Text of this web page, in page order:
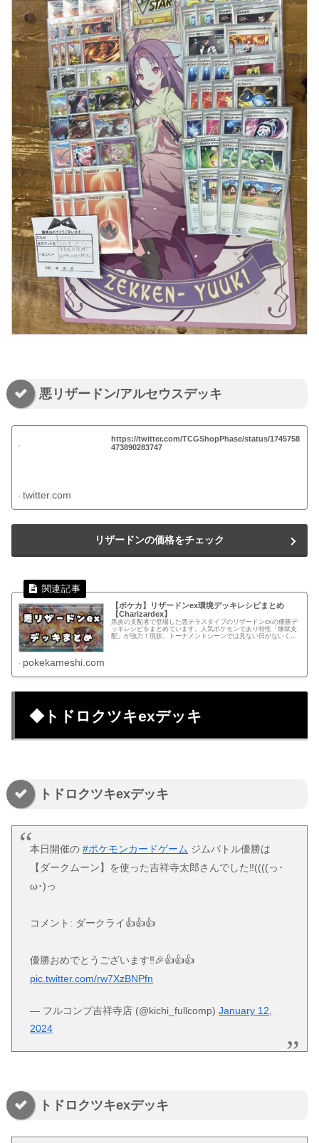
悪リザードン/アルセウスデッキ
https://twitter.com/TCGShopPhase/status/1745758
473890283747
twitter.com
リザードンの価格をチェック
【ポケカ】リザードンex環境デッキレシピまとめ
【Charizardex】
黒炎の支配者で登場した悪テラスタイプのリザードンexの優勝デ
ッキレシピをまとめています。人気ポケモンであり特性「煉獄支
配」が強力！現状、トーナメントシーンでは見ない日がないくら
pokekameshi.com
◆トドロクツキexデッキ
トドロクツキexデッキ
本日開催の#ポケモンカードゲーム ジムバトル優勝は
【ダークムーン】を使った吉祥寺太郎さんでした‼️((((っ･
ω･)っ
コメント: ダークライ👍👍👍
優勝おめでとうございます‼🎉👍👍👍
pic.twitter.com/rw7XzBNPfn
— フルコンプ吉祥寺店 (@kichi_fullcomp)January 12,
2024
トドロクツキexデッキ